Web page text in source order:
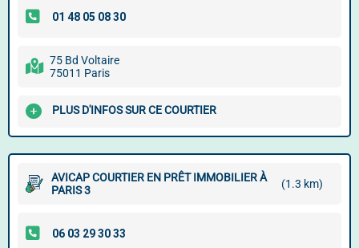
75 Bd Voltaire
75011 Paris
PLUS D'INFOS SUR CE COURTIER
AVICAP COURTIER EN PRÊT IMMOBILIER À
PARIS 3
(1.3 km)